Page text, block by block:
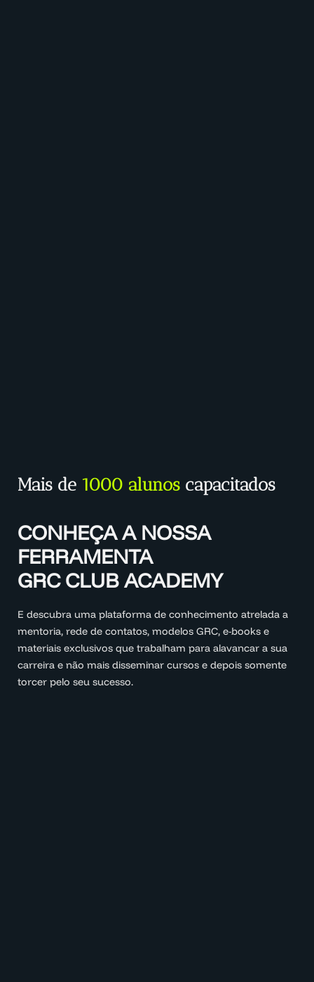
Mais de 1000 alunos capacitados
CONHEÇA A NOSSA
FERRAMENTA
GRC CLUB ACADEMY
E descubra uma plataforma de conhecimento atrelada a
mentoria, rede de contatos, modelos GRC, e-books e
materiais exclusivos que trabalham para alavancar a sua
carreira e não mais disseminar cursos e depois somente
torcer pelo seu sucesso.